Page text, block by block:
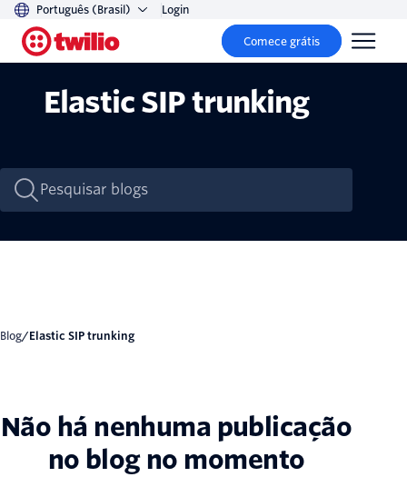
Português (Brasil) Login
Comece grátis
Elastic SIP trunking
Blog/ Elastic SIP trunking
Não há nenhuma publicação
no blog no momento